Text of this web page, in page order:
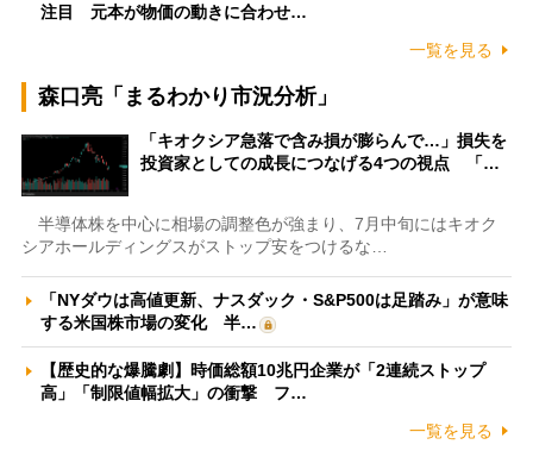
注目 元本が物価の動きに合わせ…
一覧を見る
森口亮「まるわかり市況分析」
「キオクシア急落で含み損が膨らんで…」損失を
投資家としての成長につなげる4つの視点 「…
半導体株を中心に相場の調整色が強まり、7月中旬にはキオク
シアホールディングスがストップ安をつけるな…
「NYダウは高値更新、ナスダック・S&P500は足踏み」が意味
する米国株市場の変化 半…
【歴史的な爆騰劇】時価総額10兆円企業が「2連続ストップ
高」「制限値幅拡大」の衝撃 フ…
一覧を見る